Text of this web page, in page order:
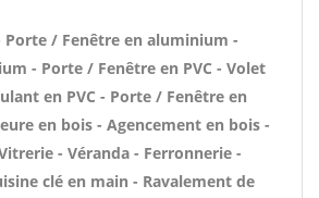
Porte / Fenêtre en aluminium -
- Porte / Fenêtre en PVC - Volet
en PVC - Porte / Fenêtre en
en bois - Agencement en bois -
- Véranda - Ferronnerie -
clé en main - Ravalement de